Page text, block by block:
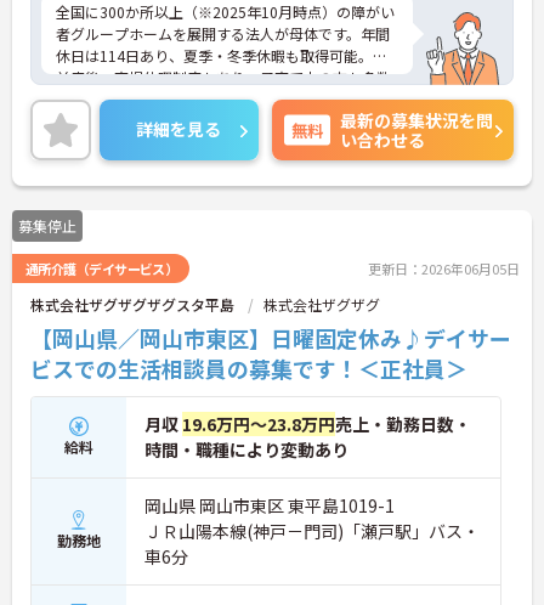
全国に300か所以上（※2025年10月時点）の障がい
者グループホームを展開する法人が母体です。年間
休日は114日あり、夏季・冬季休暇も取得可能。産
前産後・育児休暇制度もあり、子育て中の方も多数
活躍中で、ワークライフバランスを大切にしながら
働ける環境が整っています。研修制度や外部勉強会
の受講支援もあり、スキルアップもしっかりサポー
ト。将来的には管理者やエリアマネージャーへのキ
ャリアアップも目指せます。20代から60代まで幅広
い年代のスタッフが活躍しており、和やかな雰囲気
の職場です。介護経験を活かしたい方、福祉の資格
をお持ちの方、安定した法人でキャリアを築きたい
方におすすめです。
★おすすめPOINT★
・生活支援員からスタートし、サービス管理責任者
やエリアマネージャーへと続く明確なステップアッ
プの道筋が用意されています。急成長中の企業であ
ネジメント職への挑戦も視野に入れていただけま
す。
かりと整備されています。オンとオフの切り替えを
明確にし、心身ともに充実した状態で長くご活躍い
・グループホーム一棟あたりの入居者様20名定員を
詳細を見る 無料
最新の募集状況を問
い合わせる
募集停止
通所介護（デイサービス） 更新日：2026年06月05日
株式会社ザグザグザグスタ平島 株式会社ザグザグ
【岡山県／岡山市東区】日曜固定休み♪デイサー
ビスでの生活相談員の募集です！＜正社員＞
給料
月収 19.6万円～23.8万円売上・勤務日数・
時間・職種により変動あり
勤務地
岡山県 岡山市東区 東平島1019-1
ＪＲ山陽本線(神戸－門司)「瀬戸駅」バス・
車6分